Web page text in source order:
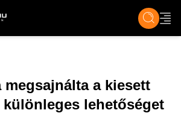
& KULT ÉLET TECH &
megsajnálta a kiesett
lehetőséget